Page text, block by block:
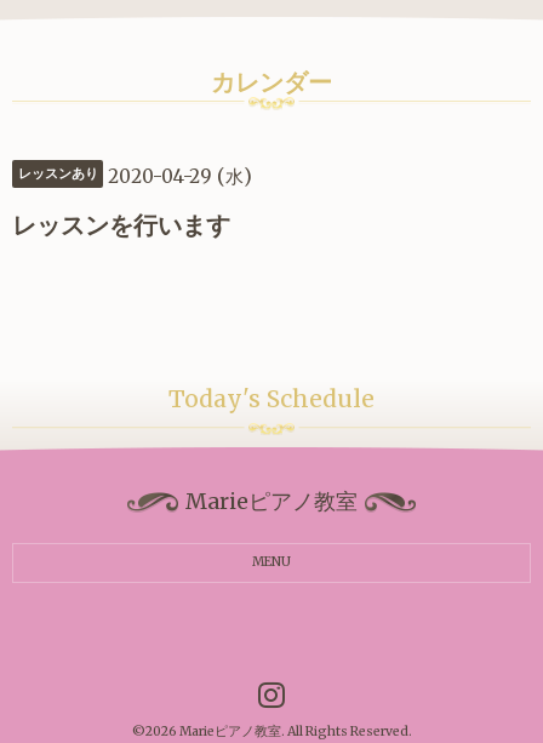
カレンダー
レッスンあり 2020-04-29 (水)
レッスンを行います
Today's Schedule
Marieピアノ教室
MENU
©2026 Marieピアノ教室. All Rights Reserved.